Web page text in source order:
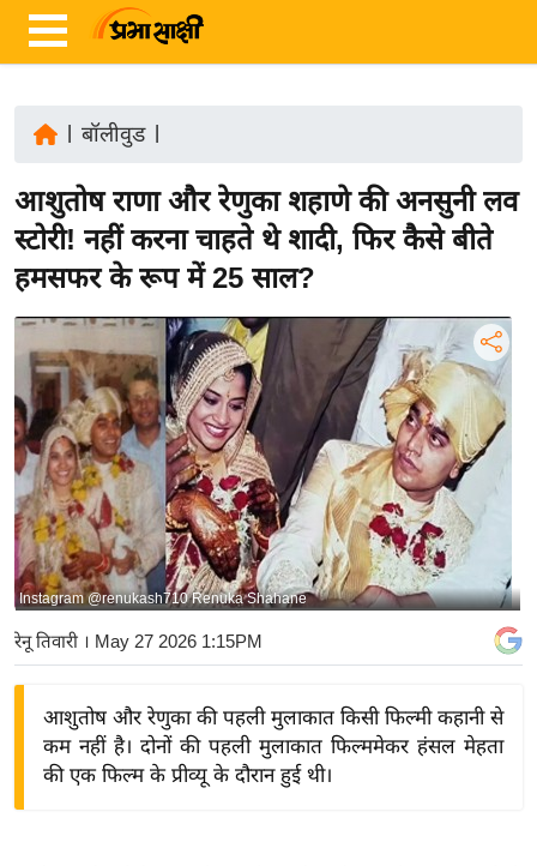
ज़ा
ख
र
ष्ट्री
य
अं
त
र्रा
ष्ट्री
य
बि
ज़
ने
द्यो
बॉलीवुड|
आशुतोष राणा और रेणुका शहाणे की अनसुनी लव
स्टोरी! नहीं करना चाहते थे शादी, फिर कैसे बीते
हमसफर के रूप में 25 साल?
Instagram @renukash710 Renuka Shahane
रेनू तिवारी । May 27 2026 1:15PM
आशुतोष और रेणुका की पहली मुलाकात किसी फिल्मी कहानी से
कम नहीं है। दोनों की पहली मुलाकात फिल्ममेकर हंसल मेहता
की एक फिल्म के प्रीव्यू के दौरान हुई थी।